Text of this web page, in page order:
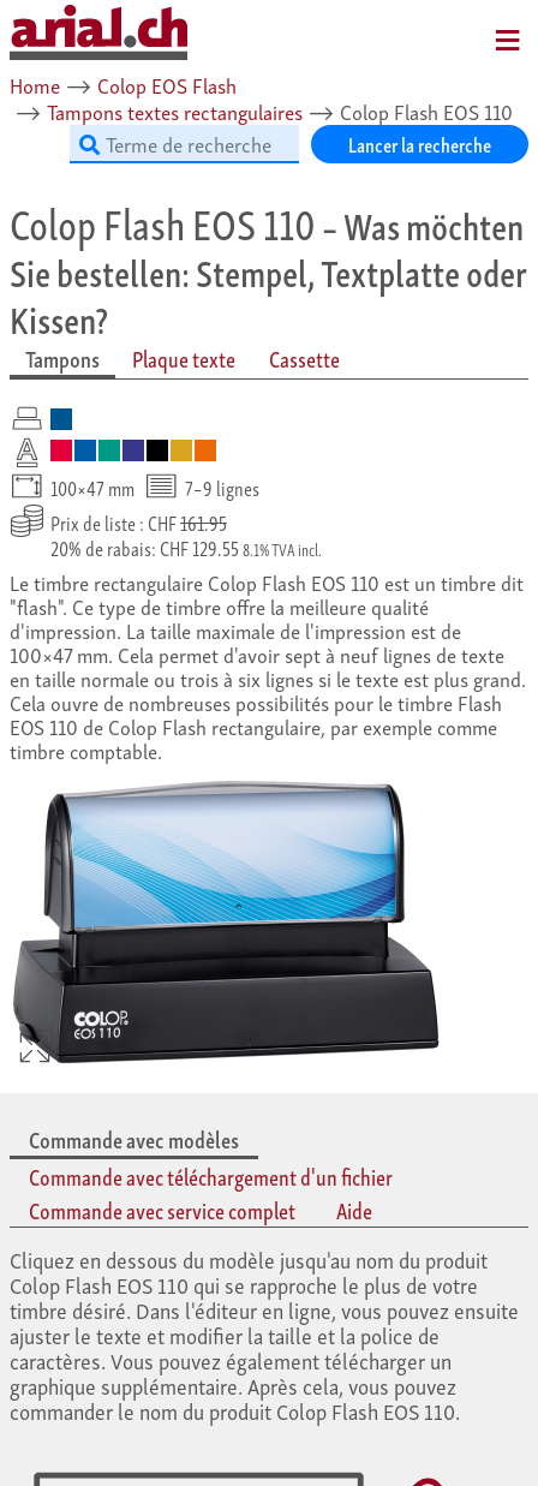
Home ⟶ Colop EOS Flash
⟶ Tampons textes rectangulaires ⟶ Colop Flash EOS 110
Lancer la recherche
Colop Flash EOS 110– Was möchten
Sie bestellen: Stempel, Textplatte oder
Kissen?
Tampons Plaque texte Cassette
100×47 mm
7–9 lignes
Prix de liste : CHF161.95
20% de rabais: CHF 129.558.1% TVA incl.
Le timbre rectangulaire Colop Flash EOS 110 est un timbre dit
"flash". Ce type de timbre offre la meilleure qualité
d'impression. La taille maximale de l'impression est de
100×47 mm. Cela permet d'avoir sept à neuf lignes de texte
en taille normale ou trois à six lignes si le texte est plus grand.
Cela ouvre de nombreuses possibilités pour le timbre Flash
EOS 110 de Colop Flash rectangulaire, par exemple comme
timbre comptable.
Commande avec modèles
Commande avec téléchargement d'un fichier
Commande avec service complet
Aide
Cliquez en dessous du modèle jusqu'au nom du produit
Colop Flash EOS 110 qui se rapproche le plus de votre
timbre désiré. Dans l'éditeur en ligne, vous pouvez ensuite
ajuster le texte et modifier la taille et la police de
caractères. Vous pouvez également télécharger un
graphique supplémentaire. Après cela, vous pouvez
commander le nom du produit Colop Flash EOS 110.